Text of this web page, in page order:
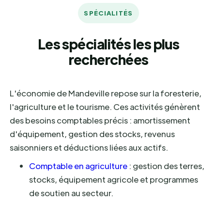
SPÉCIALITÉS
Les spécialités les plus
recherchées
L'économie de Mandeville repose sur la foresterie,
l'agriculture et le tourisme. Ces activités génèrent
des besoins comptables précis : amortissement
d'équipement, gestion des stocks, revenus
saisonniers et déductions liées aux actifs.
Comptable en agriculture : gestion des terres,
stocks, équipement agricole et programmes
de soutien au secteur.